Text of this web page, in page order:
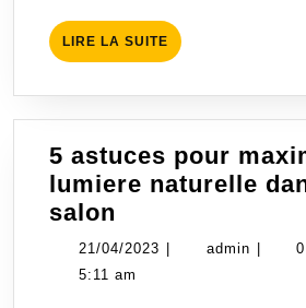
energetique
de
LIRE LA SUITE LIRE
LA
5 astuces pour
lumiere naturelle
salon
astuces
pour
21/04/2023 21/04/2023
admin admin
5:11 am